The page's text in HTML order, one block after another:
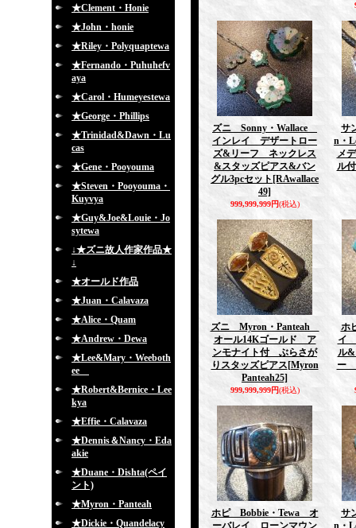
★Clement・Honie
★John・honie
★Riley・Polyquaptewa
★Fernando・Puhuhefv
aya
★Carol・Humeyestewa
★George・Phillips
★Trinidad&Dawn・Lu
cas
★Gene・Pooyouma
★Steven・Pooyouma・
Kuyvya
★Guy&Joe&Louie・Jo
sytewa
↓★ズニ故人作家作品★
↓
★オールド作品
★Juan・Calavaza
★Alice・Quam
★Andrew・Dewa
★Lee&Mary・Weeboth
ee
★Robert&Bernice・Lee
kya
★Effie・Calavaza
★Dennis＆Nancy・Eda
akie
★Duane・Dishta(ペイ
ント)
★Myron・Panteah
★Dickie・Quandelacy
ズニ Sonny・Wallace
インレイ デザートロー
ズ&リーフ ネックレス
&スタッズピアス&バン
グル3pcセット [RAwallace
49]
999,999,999円(税込)
サ
n・
メ
ル
ズニ Myron・Panteah
オール14Kゴールド ア
ンモナイト付 ぶらさが
りスタッズピアス [Myron
Panteah25]
999,999,999円(税込)
ホ
イ
ル&
ー
ホピ Bobbie・Tewa オ
ーバレイ ローンマウン
サ
n・